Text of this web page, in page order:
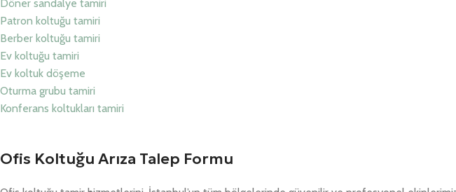
Döner sandalye tamiri
Patron koltuğu tamiri
Berber koltuğu tamiri
Ev koltuğu tamiri
Ev koltuk döşeme
Oturma grubu tamiri
Konferans koltukları tamiri
Ofis Koltuğu Arıza Talep Formu